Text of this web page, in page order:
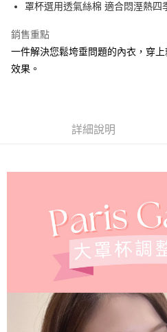
每筆NT$90，滿NT$1,300(含以上)免
7-11取貨付款
每筆NT$90，滿NT$1,300(含以上)免
每筆NT$90，滿NT$1,300(含以上)
香港直送- 順豐海外
海外專區｜ Overseas
罩杯選用透氣絲棉 適合悶溼熱四
銷售重點
一件解決您鬆垮垂問題的內衣，穿
效果。
詳細說明